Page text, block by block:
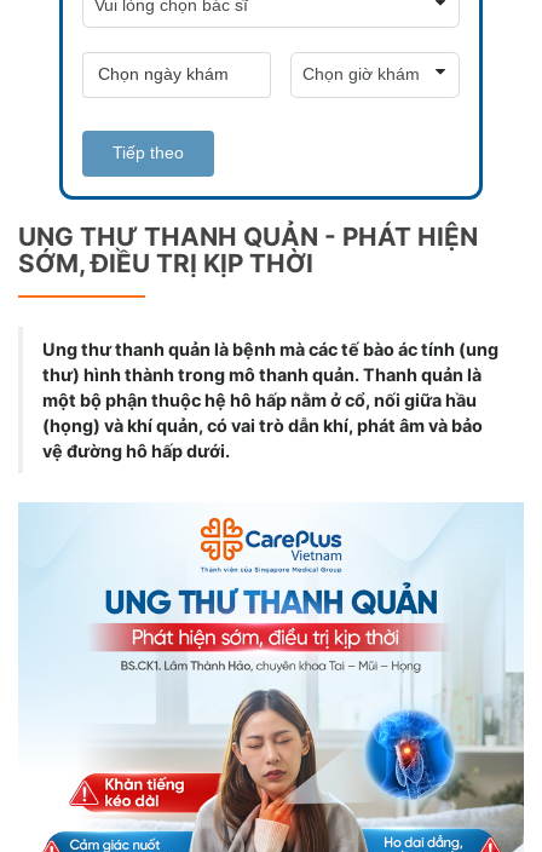
Tiếp theo
UNG THƯ THANH QUẢN - PHÁT HIỆN
SỚM, ĐIỀU TRỊ KỊP THỜI
Ung thư thanh quản là bệnh mà các tế bào ác tính (ung
thư) hình thành trong mô thanh quản. Thanh quản là
một bộ phận thuộc hệ hô hấp nằm ở cổ, nối giữa hầu
(họng) và khí quản, có vai trò dẫn khí, phát âm và bảo
vệ đường hô hấp dưới.